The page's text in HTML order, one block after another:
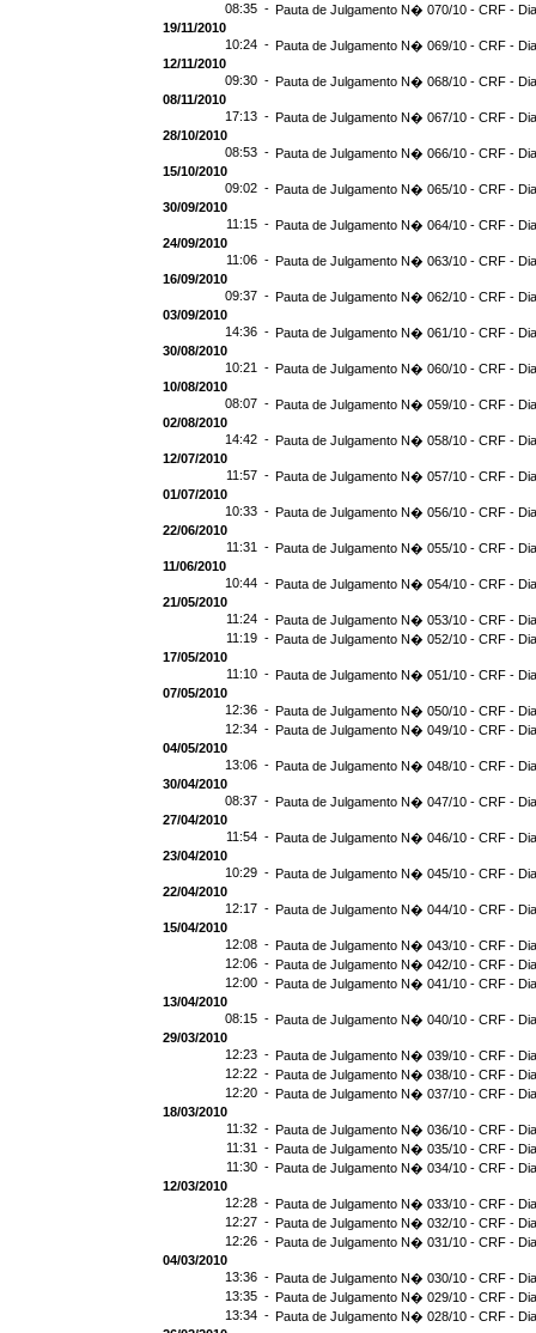
08:35 - Pauta de Julgamento N� 070/10 - CRF -
19/11/2010
10:24 - Pauta de Julgamento N� 069/10 - CRF -
12/11/2010
09:30 - Pauta de Julgamento N� 068/10 - CRF -
08/11/2010
17:13 - Pauta de Julgamento N� 067/10 - CRF -
28/10/2010
08:53 - Pauta de Julgamento N� 066/10 - CRF -
15/10/2010
09:02 - Pauta de Julgamento N� 065/10 - CRF -
30/09/2010
11:15 - Pauta de Julgamento N� 064/10 - CRF -
24/09/2010
11:06 - Pauta de Julgamento N� 063/10 - CRF -
16/09/2010
09:37 - Pauta de Julgamento N� 062/10 - CRF -
03/09/2010
14:36 - Pauta de Julgamento N� 061/10 - CRF -
30/08/2010
10:21 - Pauta de Julgamento N� 060/10 - CRF -
10/08/2010
08:07 - Pauta de Julgamento N� 059/10 - CRF -
02/08/2010
14:42 - Pauta de Julgamento N� 058/10 - CRF -
12/07/2010
11:57 - Pauta de Julgamento N� 057/10 - CRF -
01/07/2010
10:33 - Pauta de Julgamento N� 056/10 - CRF -
22/06/2010
11:31 - Pauta de Julgamento N� 055/10 - CRF -
11/06/2010
10:44 - Pauta de Julgamento N� 054/10 - CRF -
21/05/2010
11:24 - Pauta de Julgamento N� 053/10 - CRF -
11:19 - Pauta de Julgamento N� 052/10 - CRF -
17/05/2010
11:10 - Pauta de Julgamento N� 051/10 - CRF -
07/05/2010
12:36 - Pauta de Julgamento N� 050/10 - CRF -
12:34 - Pauta de Julgamento N� 049/10 - CRF -
04/05/2010
13:06 - Pauta de Julgamento N� 048/10 - CRF -
30/04/2010
08:37 - Pauta de Julgamento N� 047/10 - CRF -
27/04/2010
11:54 - Pauta de Julgamento N� 046/10 - CRF -
23/04/2010
10:29 - Pauta de Julgamento N� 045/10 - CRF -
22/04/2010
12:17 - Pauta de Julgamento N� 044/10 - CRF -
15/04/2010
12:08 - Pauta de Julgamento N� 043/10 - CRF -
12:06 - Pauta de Julgamento N� 042/10 - CRF -
12:00 - Pauta de Julgamento N� 041/10 - CRF -
13/04/2010
08:15 - Pauta de Julgamento N� 040/10 - CRF -
29/03/2010
12:23 - Pauta de Julgamento N� 039/10 - CRF -
12:22 - Pauta de Julgamento N� 038/10 - CRF -
12:20 - Pauta de Julgamento N� 037/10 - CRF -
18/03/2010
11:32 - Pauta de Julgamento N� 036/10 - CRF -
11:31 - Pauta de Julgamento N� 035/10 - CRF -
11:30 - Pauta de Julgamento N� 034/10 - CRF -
12/03/2010
12:28 - Pauta de Julgamento N� 033/10 - CRF -
12:27 - Pauta de Julgamento N� 032/10 - CRF -
12:26 - Pauta de Julgamento N� 031/10 - CRF -
04/03/2010
13:36 - Pauta de Julgamento N� 030/10 - CRF -
13:35 - Pauta de Julgamento N� 029/10 - CRF -
13:34 - Pauta de Julgamento N� 028/10 - CRF -